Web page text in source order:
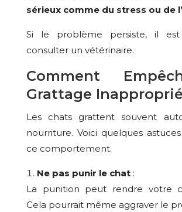
sérieux comme du stress ou de
Si le problème persiste, il
consulter un vétérinaire.
Comment
Grattage Inapproprié
Les chats grattent souvent
nourriture. Voici quelques
ce comportement.
Ne pas punir le chat:
La punition peut rendre votre
Cela pourrait même aggraver le